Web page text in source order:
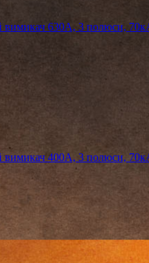
вимикач 630А, 3 полюси,
вимикач 400А, 3 полюси,